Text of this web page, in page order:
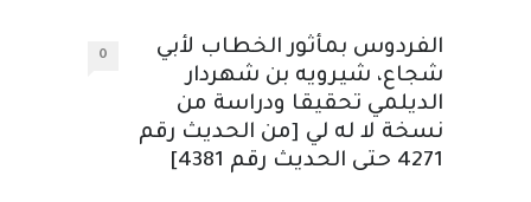
الفردوس بمأثور الخطاب لأبي
شجاع، شيرويه بن شهردار
الديلمي تحقيقا ودراسة من
نسخة لا له لي [من الحديث رقم
4271 حتى الحديث رقم 4381]
0